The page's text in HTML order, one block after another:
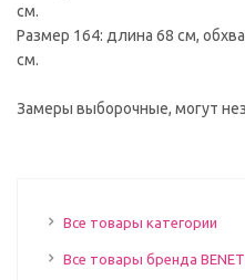
см.
Размер 164: длина 68 см,
см.
Замеры выборочные, могут
Все товары категории
Все товары бренда